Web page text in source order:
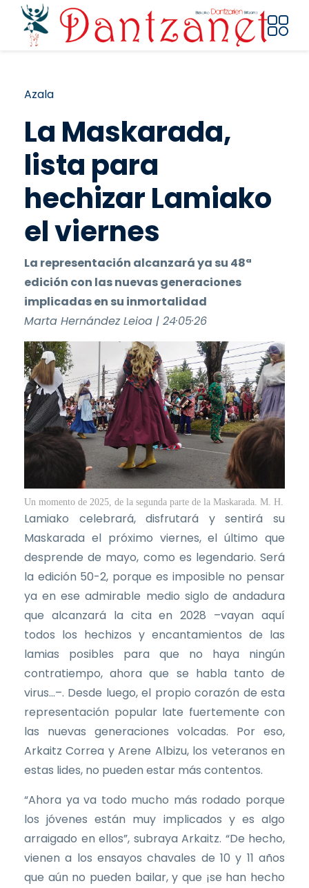
Skip to main content
Breadcrumb
Azala
La Maskarada,
lista para
hechizar Lamiako
el viernes
La representación alcanzará ya su 48ª
edición con las nuevas generaciones
implicadas en su inmortalidad
Marta Hernández Leioa | 24·05·26
Un momento de 2025, de la segunda parte de la Maskarada. M. H.
Lamiako celebrará, disfrutará y sentirá su
Maskarada el próximo viernes, el último que
desprende de mayo, como es legendario. Será
la edición 50-2, porque es imposible no pensar
ya en ese admirable medio siglo de andadura
que alcanzará la cita en 2028 –vayan aquí
todos los hechizos y encantamientos de las
lamias posibles para que no haya ningún
contratiempo, ahora que se habla tanto de
virus...–. Desde luego, el propio corazón de esta
representación popular late fuertemente con
las nuevas generaciones volcadas. Por eso,
Arkaitz Correa y Arene Albizu, los veteranos en
estas lides, no pueden estar más contentos.
“Ahora ya va todo mucho más rodado porque
los jóvenes están muy implicados y es algo
arraigado en ellos”, subraya Arkaitz. “De hecho,
vienen a los ensayos chavales de 10 y 11 años
que aún no pueden bailar, y que ¡se han hecho